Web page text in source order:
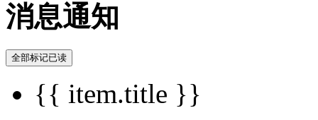
消息通知
全部标记已读
{{ item.title }}